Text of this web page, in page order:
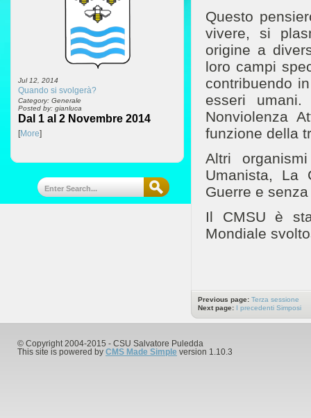
Jul 12, 2014
Quando si svolgerà?
Category: Generale
Posted by: gianluca
Dal 1 al 2 Novembre 2014
[More]
Questo
vivere, si
origine a
loro campi
contribuendo
esseri
Nonviolenza
funzione della
Altri
Umanista, La
Guerre e
Il CMSU è
Mondiale
Previous page: Terza sessione
Next page: I precedenti Simposi
© Copyright 2004-2015 - CSU Salvatore Puledda
This site is powered by CMS Made Simple version 1.10.3